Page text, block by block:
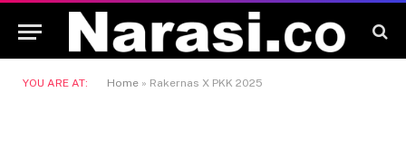
YOU ARE AT: Home » Rakernas X PKK 2025